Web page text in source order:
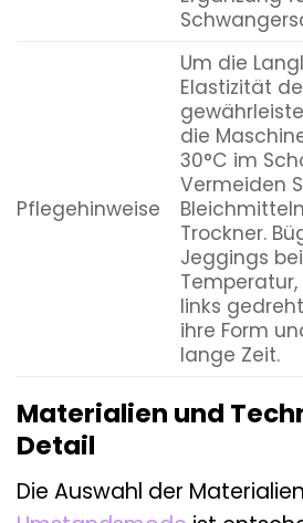
Pflegehinweise
Um die
Elastizität
die
30°C im
Vermeiden
Trockner.
Jeggings
links
ihre Form
lange Zeit.
Materialien und
Detail
Die Auswahl der